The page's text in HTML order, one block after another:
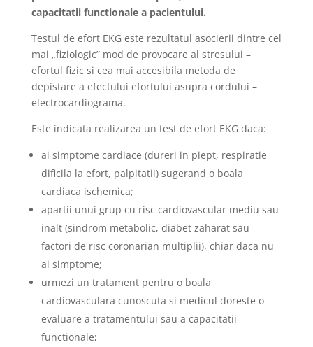
capacitatii functionale a pacientului.
Testul de efort EKG este rezultatul asocierii dintre cel
mai „fiziologic” mod de provocare al stresului –
efortul fizic si cea mai accesibila metoda de
depistare a efectului efortului asupra cordului –
electrocardiograma.
Este indicata realizarea un test de efort EKG daca:
ai simptome cardiace (dureri in piept, respiratie
dificila la efort, palpitatii) sugerand o boala
cardiaca ischemica;
apartii unui grup cu risc cardiovascular mediu sau
inalt (sindrom metabolic, diabet zaharat sau
factori de risc coronarian multiplii), chiar daca nu
ai simptome;
urmezi un tratament pentru o boala
cardiovasculara cunoscuta si medicul doreste o
evaluare a tratamentului sau a capacitatii
functionale;